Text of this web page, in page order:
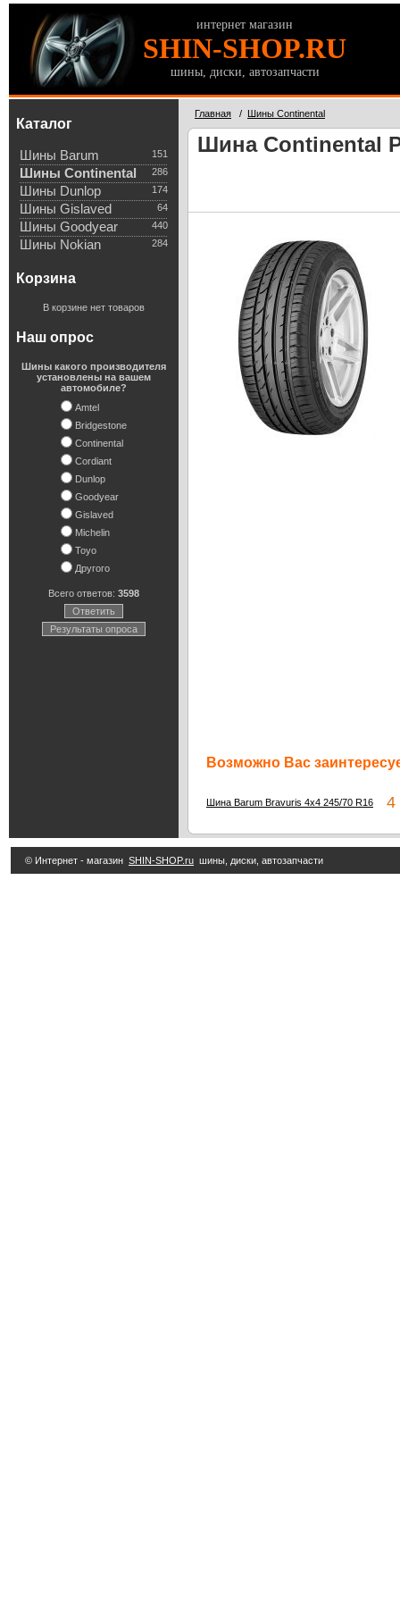
интернет магазин
SHIN-SHOP.RU
шины, диски, автозапчасти
Каталог
151
Шины Barum
286
Шины Continental
174
Шины Dunlop
64
Шины Gislaved
440
Шины Goodyear
284
Шины Nokian
Корзина
В корзине нет товаров
Наш опрос
Шины какого производителя
установлены на вашем
автомобиле?
Amtel
Bridgestone
Continental
Cordiant
Dunlop
Goodyear
Gislaved
Michelin
Toyo
Другого
Всего ответов: 3598
Ответить
Результаты опроса
Главная / Шины Continental
Шина Continental
Возможно Вас
Шина Barum Bravuris 4x4 245/70 R16 4
© Интернет - магазин SHIN-SHOP.ru шины, диски, автозапчасти